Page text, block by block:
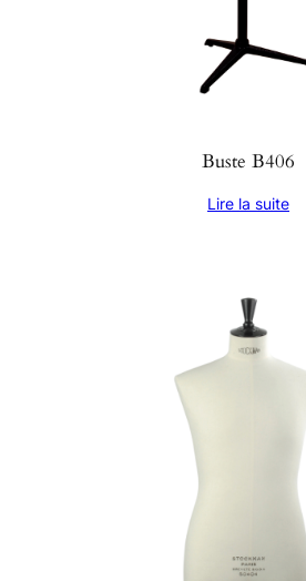
Buste B406
Lire la suite